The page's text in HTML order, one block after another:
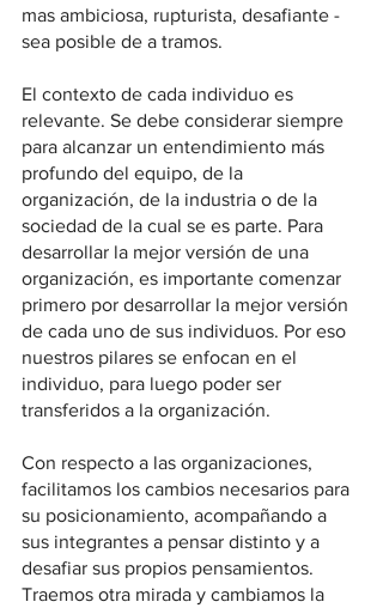
mas ambiciosa, rupturista, desafiante -
sea posible de a tramos.
El contexto de cada individuo es
relevante. Se debe considerar siempre
para alcanzar un entendimiento más
profundo del equipo, de la
organización, de la industria o de la
sociedad de la cual se es parte. Para
desarrollar la mejor versión de una
organización, es importante comenzar
primero por desarrollar la mejor versión
de cada uno de sus individuos. Por eso
nuestros pilares se enfocan en el
individuo, para luego poder ser
transferidos a la organización.
Con respecto a las organizaciones,
facilitamos los cambios necesarios para
su posicionamiento, acompañando a
sus integrantes a pensar distinto y a
desafiar sus propios pensamientos.
Traemos otra mirada y cambiamos la